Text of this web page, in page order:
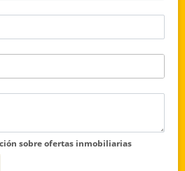
sobre ofertas inmobiliarias